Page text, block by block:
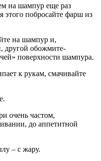
на шампур еще раз
этого побросайте фарш из
на шампур и,
другой обожмите-
поверхности шампура.
к рукам, смачивайте
очень частом,
до аппетитной
– с жару.